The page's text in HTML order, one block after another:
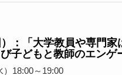
：「大学教員や専門
子どもと教師のエンゲ
18:00～19:00